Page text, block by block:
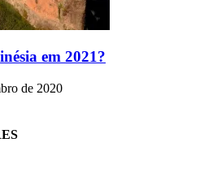
em 2021?
de 2020